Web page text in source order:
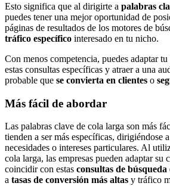
Esto significa que al dirigirte a palabras
puedes tener una mejor oportunidad de
páginas de resultados de los motores de
tráfico específico interesado en tu nicho.
Con menos competencia, puedes adaptar
estas consultas específicas y atraer a una
probable que se convierta en clientes o
Más fácil de abordar
Las palabras clave de cola larga son más
tienden a ser más específicas, dirigiéndose
necesidades o intereses particulares. Al
cola larga, las empresas pueden adaptar su
coincidir con estas consultas de búsqueda
a tasas de conversión más altas y tráfico